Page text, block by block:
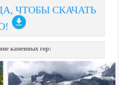
ЧТОБЫ СКАЧАТЬ
каменных гор: